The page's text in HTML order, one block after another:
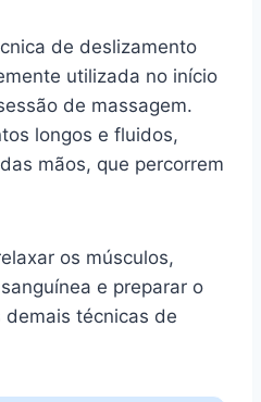
de deslizamento
utilizada no início
de massagem.
longos e fluidos,
mãos, que percorrem
os músculos,
e preparar o
demais técnicas de